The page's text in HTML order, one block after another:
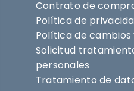
Contrato de
Política de
Política de cambios
Solicitud
personales
Tratamiento de